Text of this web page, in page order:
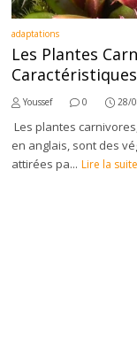
adaptations
Les Plantes
Caractéristiques
Youssef 0 28/
Les plantes
en anglais, sont des
attirées pa... Lire la suite